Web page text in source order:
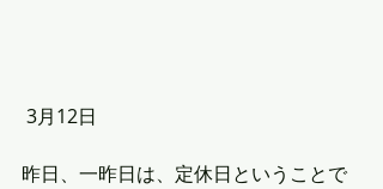
3月12日
昨日、一昨日は、定休日ということで